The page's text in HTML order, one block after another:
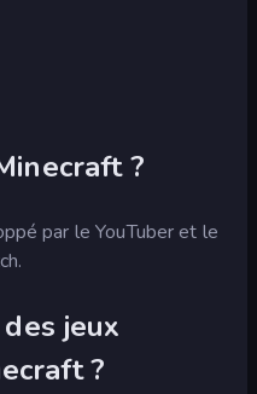
?
par le YouTuber et le
jeux
?